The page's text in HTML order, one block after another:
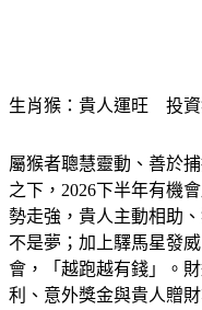
生肖猴：貴人運旺　投資
屬猴者聰慧靈動、善於
之下，2026下半年有機
勢走強，貴人主動相助
不是夢；加上驛馬星發
會，「越跑越有錢」。
利、意外獎金與貴人贈